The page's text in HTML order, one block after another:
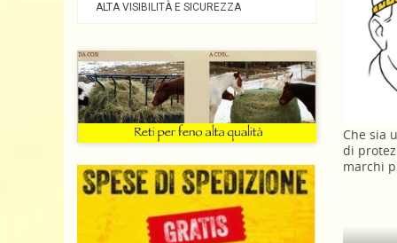
ALTA VISIBILITÀ E SICUREZZA
Che sia
di
marchi